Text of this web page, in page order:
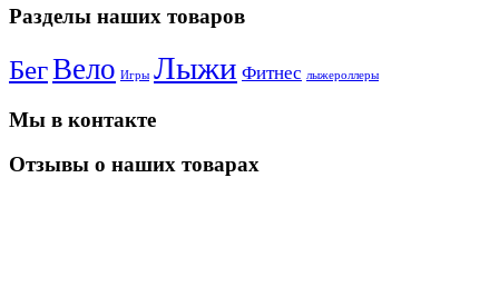
Разделы наших товаров
БегВело Игры Лыжи Фитнес лыжероллеры
Мы в контакте
Отзывы о наших товарах